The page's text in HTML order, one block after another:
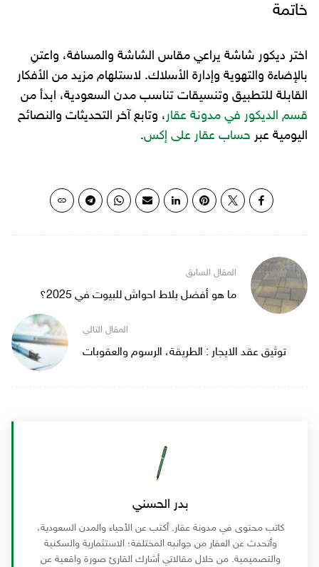
خاتمة
اختر ديكور شاشة يراعي مقاس الشاشة والمسافة، واعتنِ
بالإضاءة والتهوية وإدارة الأسلاك. لاستلهام مزيد من الأفكار
القابلة للتطبيق وتنسيقات تناسب مدن السعودية، ابدأ من
قسم الديكور في مدونة عقار، وتابع آخر التحديثات والنصائح
اليومية عبر حساب عقار على إكس.
ما هو أفضل بلاط احواش للبيوت في 2025؟
توثيق عقد الايجار : الطريقة، الرسوم والعقوبات
بدر الحسني
كاتب محتوى في مدونة عقار. أكتب عن الأحياء والمدن السعودية،
وأتحدث عن العقار من جوانبه المختلفة؛ الاستثمارية والسكنية
والتصميمية. من خلال مقالاتي أشارك القارئ صورة واقعية عن